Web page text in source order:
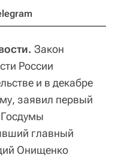
Закон
России
и в декабре
заявил первый
главный
Онищенко